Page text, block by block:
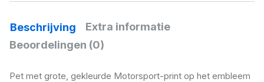
Beschrijving
Extra informatie
Beoordelingen (0)
Pet met grote, gekleurde Motorsport-print op het embleem